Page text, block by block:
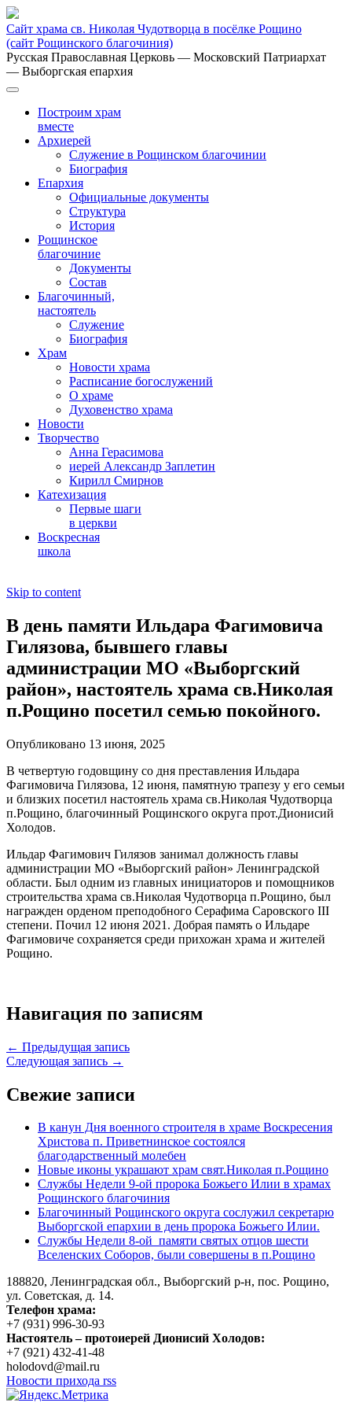
Сайт храма св. Николая Чудотворца в посёлке Рощино
(сайт Рощинского благочиния)
Русская Православная Церковь — Московский Патриархат
— Выборгская епархия
Построим храм
вместе
Архиерей
Служение в Рощинском благочинии
Биография
Епархия
Официальные документы
Структура
История
Рощинское
благочиние
Документы
Состав
Благочинный,
настоятель
Служение
Биография
Храм
Новости храма
Расписание богослужений
О храме
Духовенство храма
Новости
Творчество
Анна Герасимова
иерей Александр Заплетин
Кирилл Смирнов
Катехизация
Первые шаги
в церкви
Воскресная
школа
Skip to content
В день памяти Ильдара Фагимовича
Гилязова, бывшего главы
администрации МО «Выборгский
район», настоятель храма св.Николая
п.Рощино посетил семью покойного.
Опубликовано 13 июня, 2025
В четвертую годовщину со дня преставления Ильдара
Фагимовича Гилязова, 12 июня, памятную трапезу у его семьи
и близких посетил настоятель храма св.Николая Чудотворца
п.Рощино, благочинный Рощинского округа прот.Дионисий
Холодов.
Ильдар Фагимович Гилязов занимал должность главы
администрации МО «Выборгский район» Ленинградской
области. Был одним из главных инициаторов и помощников
строительства храма св.Николая Чудотворца п.Рощино, был
награжден орденом преподобного Серафима Саровского III
степени. Почил 12 июня 2021. Добрая память о Ильдаре
Фагимовиче сохраняется среди прихожан храма и жителей
Рощино.
Навигация по записям
← Предыдущая запись
Следующая запись →
Свежие записи
В канун Дня военного строителя в храме Воскресения
Христова п. Приветнинское состоялся
благодарственный молебен
Новые иконы украшают храм свят.Николая п.Рощино
Службы Недели 9-ой пророка Божьего Илии в храмах
Рощинского благочиния
Благочинный Рощинского округа сослужил секретарю
Выборгской епархии в день пророка Божьего Илии.
Службы Недели 8-ой памяти святых отцов шести
Вселенских Соборов, были совершены в п.Рощино
188820, Ленинградская обл., Выборгский р-н, пос. Рощино,
ул. Советская, д. 14.
Телефон храма:
+7 (931) 996-30-93
Настоятель – протоиерей Дионисий Холодов:
+7 (921) 432-41-48
holodovd@mail.ru
Новости прихода rss